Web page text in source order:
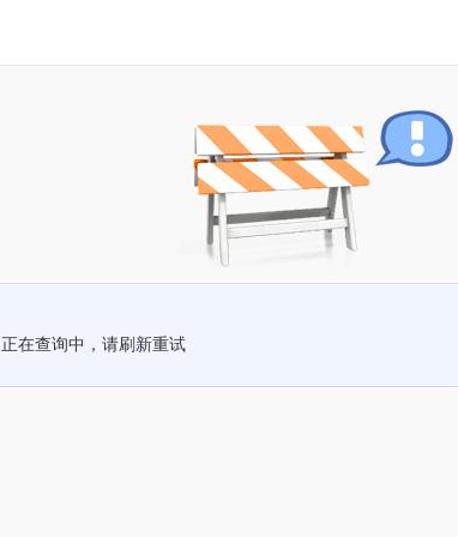
正在查询中，请刷新重试